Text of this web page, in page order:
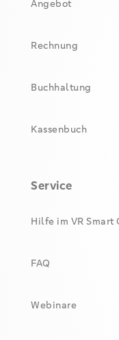
Angebot
Rechnung
Buchhaltung
Kassenbuch
Service
Hilfe im VR Smart
FAQ
Webinare